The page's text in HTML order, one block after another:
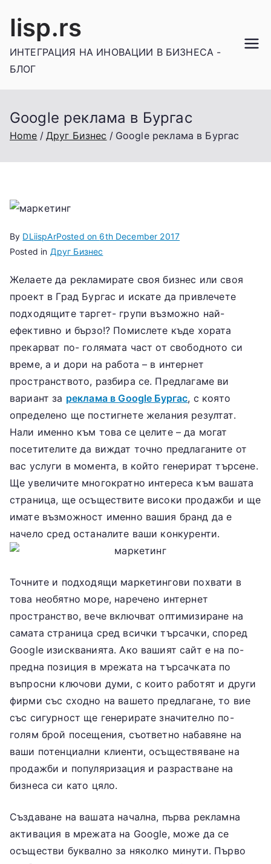
Iisp.rs
ИНТЕГРАЦИЯ НА ИНОВАЦИИ В БИЗНЕСА -
БЛОГ
Google реклама в Бургас
Home Друг Бизнес Google реклама в Бургас
By DLiispArPosted on 6th December 2017
Posted in Друг Бизнес
Желаете да рекламирате своя бизнес или своя
проект в Град Бургас и искате да привлечете
подходящите таргет- групи възможно най-
ефективно и бързо!? Помислете къде хората
прекарват по- голямата част от свободното си
време, а и дори на работа – в интернет
пространството, разбира се. Предлагаме ви
вариант за реклама в Google Бургас, с която
определено ще постигнете желания резултат.
Нали именно към това се целите – да могат
посетителите да виждат точно предлаганите от
вас услуги в момента, в който генерират търсене.
Ще увеличите многократно интереса към вашата
страница, ще осъществите високи продажби и ще
имате възможност именно вашия бранд да е
начело сред останалите ваши конкуренти.
Точните и подходящи маркетингови похвати в
това необятно море, наречено интернет
пространство, вече включват оптимизиране на
самата страница сред всички търсачки, според
Google изискванията. Ако вашият сайт е на по-
предна позиция в мрежата на търсачката по
въпросни ключови думи, с които работят и други
фирми със сходно на вашето предлагане, то вие
със сигурност ще генерирате значително по-
голям брой посещения, съответно набавяне на
ваши потенциални клиенти, осъществяване на
продажби и популяризация и разрастване на
бизнеса си като цяло.
Създаване на вашата начална, първа рекламна
активация в мрежата на Google, може да се
осъществи буквално за няколко минути. Първо